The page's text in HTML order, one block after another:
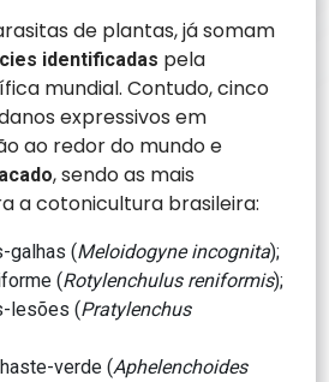
de plantas, já somam
identificadas pela
mundial. Contudo, cinco
expressivos em
ao redor do mundo e
, sendo as mais
a cotonicultura brasileira:
galhas (Meloidogyne incognita);
(Rotylenchulus reniformis);
lesões (Pratylenchus
verde (Aphelenchoides